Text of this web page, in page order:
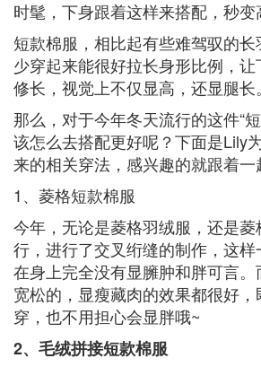
时髦，下身跟着这样来搭配，秒变
短款棉服，相比起有些难驾驭的
少穿起来能很好拉长身形比例，
修长，视觉上不仅显高，还显腿长。
那么，对于今年冬天流行的这件“
该怎么去搭配更好呢？下面是Lily
来的相关穿法，感兴趣的就跟着一
1、菱格短款棉服
今年，无论是菱格羽绒服，还是
行，进行了交叉绗缝的制作，这
在身上完全没有显臃肿和胖可言
宽松的，显瘦藏肉的效果都很好
穿，也不用担心会显胖哦~
2、毛绒拼接短款棉服